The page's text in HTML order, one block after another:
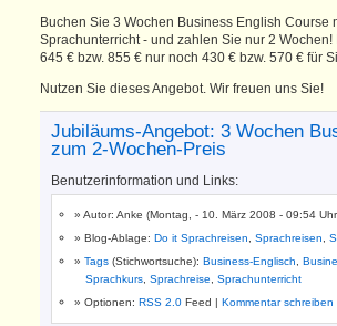
Buchen Sie 3 Wochen Business English Course
Sprachunterricht - und zahlen Sie nur 2
645 € bzw. 855 € nur noch 430 € bzw. 570 € für
Nutzen Sie dieses Angebot. Wir freuen uns Sie!
Jubiläums-Angebot: 3 Wochen
zum 2-Wochen-Preis
Benutzerinformation und Links:
Autor: Anke (Montag, - 10. März 2008 - 09:54
Blog-Ablage: Do it Sprachreisen Sprachreisen
Tags (Stichwortsuche): Business-Englisch
Sprachkurs Sprachreise
Sprachunterricht
Optionen: RSS 2.0 Feed | Kommentar schreiben